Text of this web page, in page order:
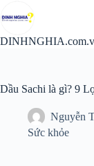
đến
nội
Dầu Sachi là gì? 9
Nguyễn
Sức khỏe